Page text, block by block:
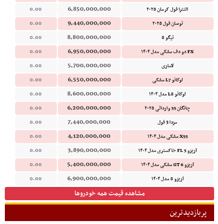
النترا فول کرمان ۲۰۲۵ 6,850,000,000
0.00
توسان فول ۲۰۲۵
9,440,000,000
0.00
تیگو 8
8,800,000,000
0.00
FX دو دف مشکی مدل ۱۴۰۴
6,950,000,000
0.00
لاماری
5,700,000,000
0.00
لوکانو L7 مشکی
6,550,000,000
0.00
لوکانو L8 مدل ۱۴۰۴
8,600,000,000
0.00
چانگان 55 وارداتی ۲۰۲۵
6,200,000,000
0.00
مزدا 3 فول
7,440,000,000
0.00
X55 مشکی مدل ۱۴۰۴
4,120,000,000
0.00
آریزو 5 FL خاکستری مدل ۱۴۰۴
3,890,000,000
0.00
آریزو 6 GT مشکی مدل ۱۴۰۴
5,400,000,000
0.00
آریزو 8 مدل ۱۴۰۴
6,900,000,000
0.00
مشاهده قیمت همه خودروها
پربازدیدترین